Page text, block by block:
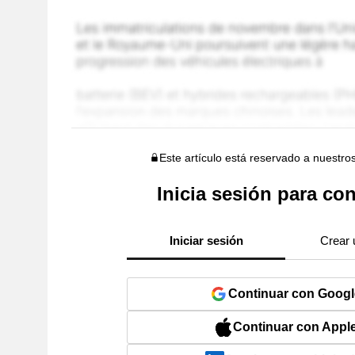
Este artículo está reservado a
Inicia sesión para
Iniciar sesión Crear
Continuar con
Continuar con